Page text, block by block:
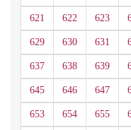
621 622 623
629 630 631
637 638 639
645 646 647
653 654 655